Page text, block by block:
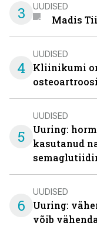
3 UUDISED
Madis
4
UUDISED
Kliinikumi
5
UUDISED
Uuring:
kasutanud
6
UUDISED
Uuring:
võib